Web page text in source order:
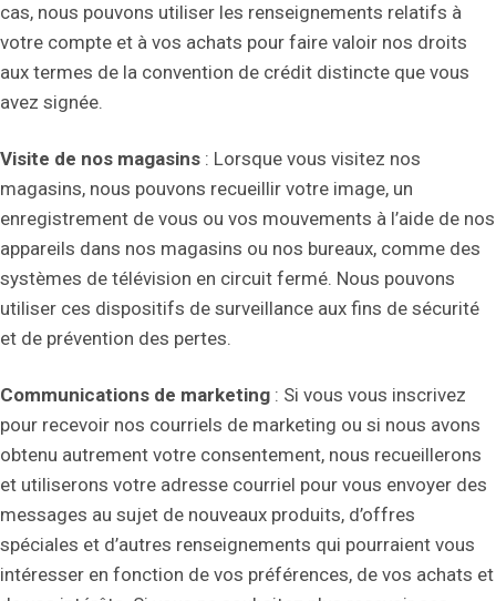
cas, nous pouvons utiliser les renseignements relatifs à
votre compte et à vos achats pour faire valoir nos droits
aux termes de la convention de crédit distincte que vous
avez signée.
Visite de nos magasins : Lorsque vous visitez nos
magasins, nous pouvons recueillir votre image, un
enregistrement de vous ou vos mouvements à l’aide de nos
appareils dans nos magasins ou nos bureaux, comme des
systèmes de télévision en circuit fermé. Nous pouvons
utiliser ces dispositifs de surveillance aux fins de sécurité
et de prévention des pertes.
Communications de marketing : Si vous vous inscrivez
pour recevoir nos courriels de marketing ou si nous avons
obtenu autrement votre consentement, nous recueillerons
et utiliserons votre adresse courriel pour vous envoyer des
messages au sujet de nouveaux produits, d’offres
spéciales et d’autres renseignements qui pourraient vous
intéresser en fonction de vos préférences, de vos achats et